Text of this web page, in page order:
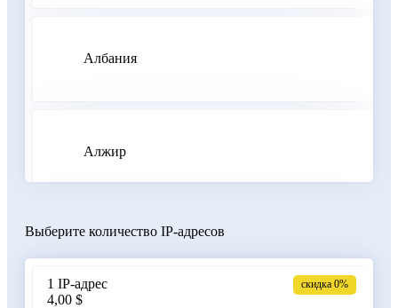
Албания
Алжир
Выберите количество IP-адресов
1 IP-адрес
4,00 $
скидка 0%